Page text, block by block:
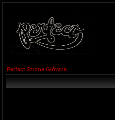
Perfect Strona Główna